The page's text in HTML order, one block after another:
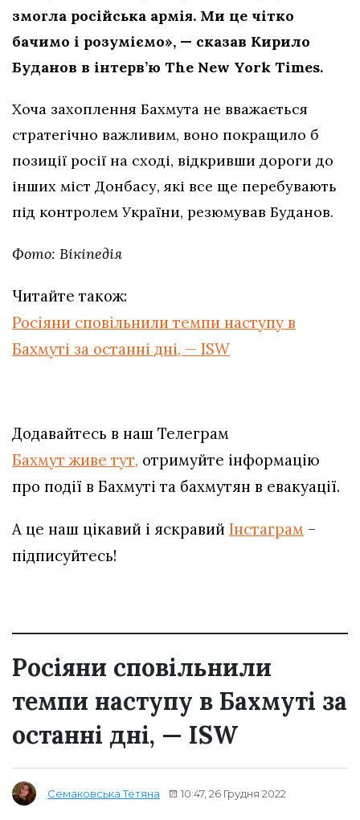
змогла російська армія. Ми це чітко
бачимо і розуміємо», — сказав Кирило
Буданов в інтерв’ю The New York Times.
Хоча захоплення Бахмута не вважається
стратегічно важливим, воно покращило б
позиції росії на сході, відкривши дороги до
інших міст Донбасу, які все ще перебувають
під контролем України, резюмував Буданов.
Фото: Вікіпедія
Читайте також:
Росіяни сповільнили темпи наступу в
Бахмуті за останні дні, — ISW
Додавайтесь в наш Телеграм
Бахмут живе тут, отримуйте інформацію
про події в Бахмуті та бахмутян в евакуації.
А це наш цікавий і яскравий Інстаграм –
підписуйтесь!
Росіяни сповільнили
темпи наступу в Бахмуті за
останні дні, — ISW
Семаковська Тетяна 10:47, 26 Грудня 2022